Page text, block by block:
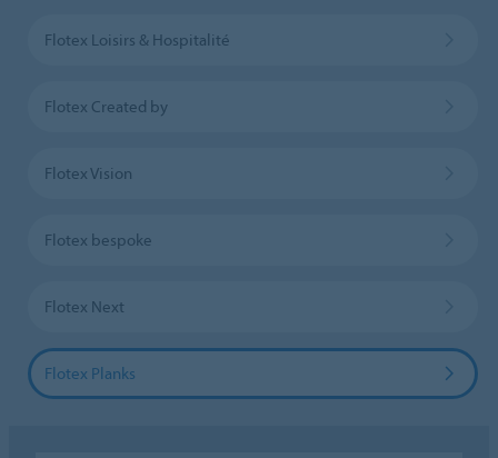
Flotex Loisirs & Hospitalité
Flotex Created by
Flotex Vision
Flotex bespoke
Flotex Next
Flotex Planks